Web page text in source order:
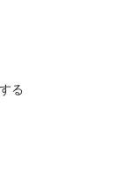
る